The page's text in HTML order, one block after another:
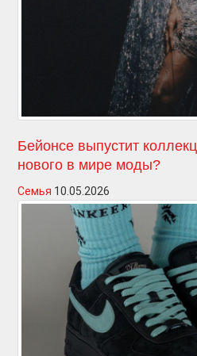
Бейонсе выпустит
нового в мире моды?
Семья 10.05.2026